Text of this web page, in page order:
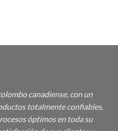
canadiense, con un
totalmente confiables,
óptimos en toda su